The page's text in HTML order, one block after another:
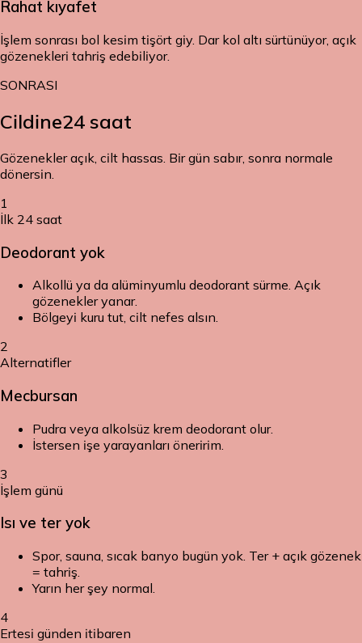
Rahat kıyafet
İşlem sonrası bol kesim tişört giy. Dar kol altı sürtünüyor, açık
gözenekleri tahriş edebiliyor.
SONRASI
Cildine24 saat
Gözenekler açık, cilt hassas. Bir gün sabır, sonra normale
dönersin.
1
İlk 24 saat
Deodorant yok
Alkollü ya da alüminyumlu deodorant sürme. Açık
gözenekler yanar.
Bölgeyi kuru tut, cilt nefes alsın.
2
Alternatifler
Mecbursan
Pudra veya alkolsüz krem deodorant olur.
İstersen işe yarayanları öneririm.
3
İşlem günü
Isı ve ter yok
Spor, sauna, sıcak banyo bugün yok. Ter + açık gözenek
= tahriş.
Yarın her şey normal.
4
Ertesi günden itibaren